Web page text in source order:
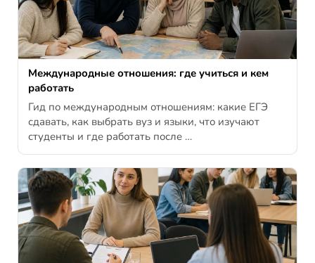
Международные отношения: где учиться и кем
работать
Гид по международным отношениям: какие ЕГЭ
сдавать, как выбрать вуз и языки, что изучают
студенты и где работать после …